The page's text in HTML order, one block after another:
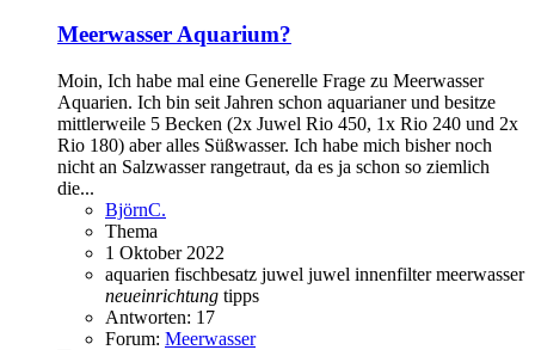
Meerwasser Aquarium?
Moin, Ich habe mal eine Generelle Frage zu Meerwasser
Aquarien. Ich bin seit Jahren schon aquarianer und besitze
mittlerweile 5 Becken (2x Juwel Rio 450, 1x Rio 240 und 2x
Rio 180) aber alles Süßwasser. Ich habe mich bisher noch
nicht an Salzwasser rangetraut, da es ja schon so ziemlich
die...
BjörnC.
Thema
1 Oktober 2022
aquarien fischbesatz juwel juwel innenfiltermeerwasser
neueinrichtung tipps
Antworten: 17
Forum: Meerwasser